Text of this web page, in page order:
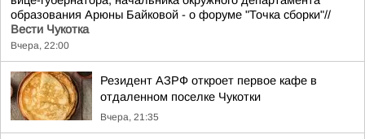
образования Арюны Байковой - о форуме "Точка сборки"//
Вести Чукотка
Вчера, 22:00
Резидент АЗРФ откроет первое кафе в
отдаленном поселке Чукотки
Вчера, 21:35